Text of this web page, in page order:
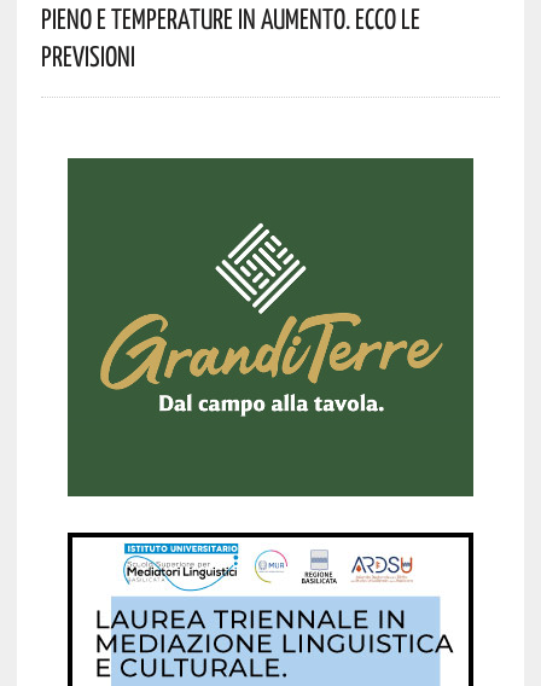
Pieno E Temperature In Aumento. Ecco Le
Previsioni